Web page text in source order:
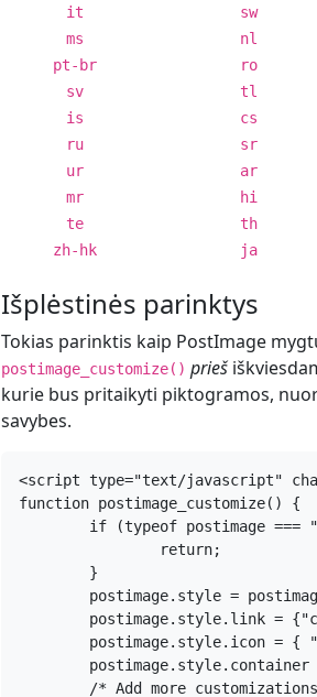
it
sw
ms
nl
pt-br
ro
sv
tl
is
cs
ru
sr
ur
ar
mr
hi
te
th
zh-hk
ja
Išplėstinės parinktys
Tokias parinktis kaip PostImage
postimage_customize() prieš
kurie bus pritaikyti piktogramos,
savybes.
<script type="text/javascript"
function postimage_customize() {